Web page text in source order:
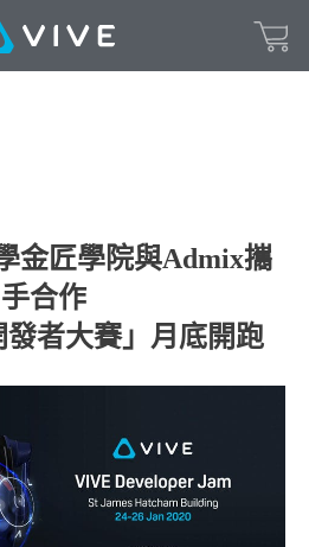
金匠學院與Admix攜
手合作
發者大賽」月底開跑